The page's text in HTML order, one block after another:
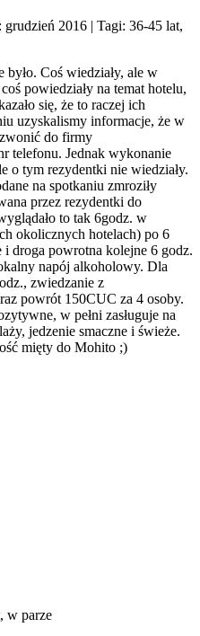
grudzień 2016 | Tagi: 36-45 lat,
Coś wiedziały, ale w
powiedziały na temat hotelu,
się, że to raczej ich
uzyskalismy informacje, że w
do firmy
telefonu. Jednak wykonanie
o tym rezydentki nie wiedziały.
na spotkaniu zmroziły
przez rezydentki do
to tak 6godz. w
okolicznych hotelach) po 6
droga powrotna kolejne 6 godz.
napój alkoholowy. Dla
zwiedzanie z
powrót 150CUC za 4 osoby.
w pełni zasługuje na
jedzenie smaczne i świeże.
mięty do Mohito ;)
w parze